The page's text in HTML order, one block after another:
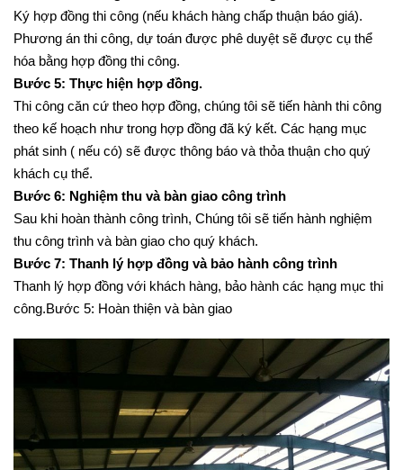
Bước 4: Thương thảo và ký kết hợp đồng.
Ký hợp đồng thi công (nếu khách hàng chấp thuận báo giá).
Phương án thi công, dự toán được phê duyệt sẽ được cụ thể
hóa bằng hợp đồng thi công.
Bước 5: Thực hiện hợp đồng.
Thi công căn cứ theo hợp đồng, chúng tôi sẽ tiến hành thi công
theo kế hoạch như trong hợp đồng đã ký kết. Các hạng mục
phát sinh ( nếu có) sẽ được thông báo và thỏa thuận cho quý
khách cụ thể.
Bước 6: Nghiệm thu và bàn giao công trình
Sau khi hoàn thành công trình, Chúng tôi sẽ tiến hành nghiệm
thu công trình và bàn giao cho quý khách.
Bước 7: Thanh lý hợp đồng và bảo hành công trình
Thanh lý hợp đồng với khách hàng, bảo hành các hạng mục thi